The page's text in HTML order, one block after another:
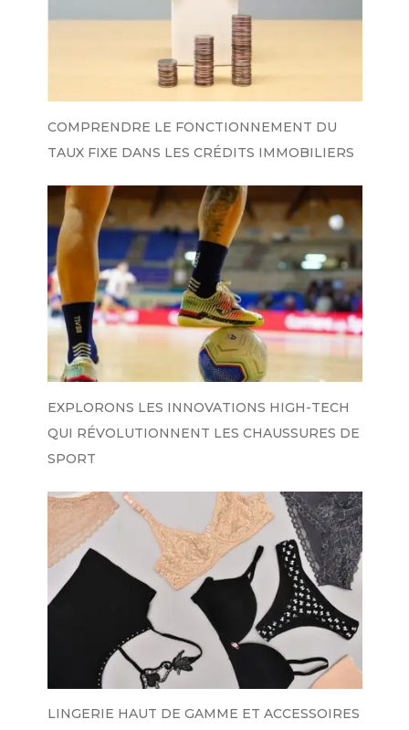
COMPRENDRE LE FONCTIONNEMENT DU
TAUX FIXE DANS LES CRÉDITS IMMOBILIERS
EXPLORONS LES INNOVATIONS HIGH-TECH
QUI RÉVOLUTIONNENT LES CHAUSSURES DE
SPORT
LINGERIE HAUT DE GAMME ET ACCESSOIRES